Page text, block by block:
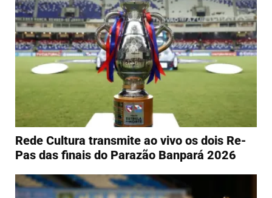
Rede Cultura transmite ao vivo os dois Re-
Pas das finais do Parazão Banpará 2026